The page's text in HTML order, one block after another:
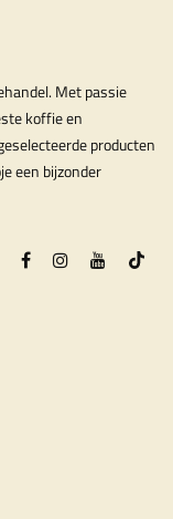
Met passie
koffie en
producten
een bijzonder